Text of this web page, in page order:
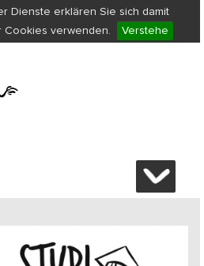
Dienste erklären Sie sich damit
Cookies verwenden.
Verstehe